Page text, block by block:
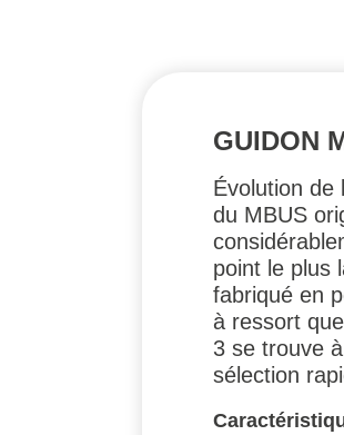
GUIDON
Évolution de
du MBUS
point le plus
fabriqué en
à ressort
3 se trouve
sélection